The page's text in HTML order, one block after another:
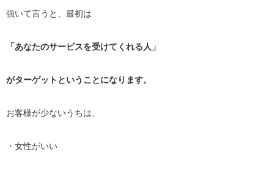
強いて言うと、最初は
「あなたのサービスを受けてくれる人」
がターゲットということになります。
お客様が少ないうちは、
・女性がいい